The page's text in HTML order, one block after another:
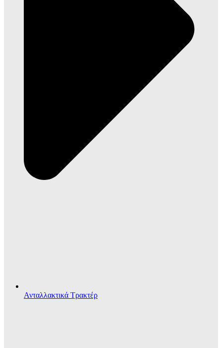
Ανταλλακτικά Τρακτέρ